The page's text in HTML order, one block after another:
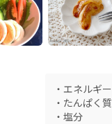
・ エネルギー
・ たんぱく質
・ 塩分